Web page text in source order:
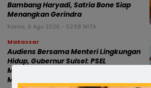
Bambang Haryadi, Satria Bone Siap
Menangkan Gerindra
Kamis, 6 Agu 2026 - 02:58 WITA
Makassar
Audiens Bersama Menteri Lingkungan
Hidup, Gubernur Sulsel: PSEL
Mamminasata Temui Titik Terang, Siap
Masuk Tahap Lelang Ulang